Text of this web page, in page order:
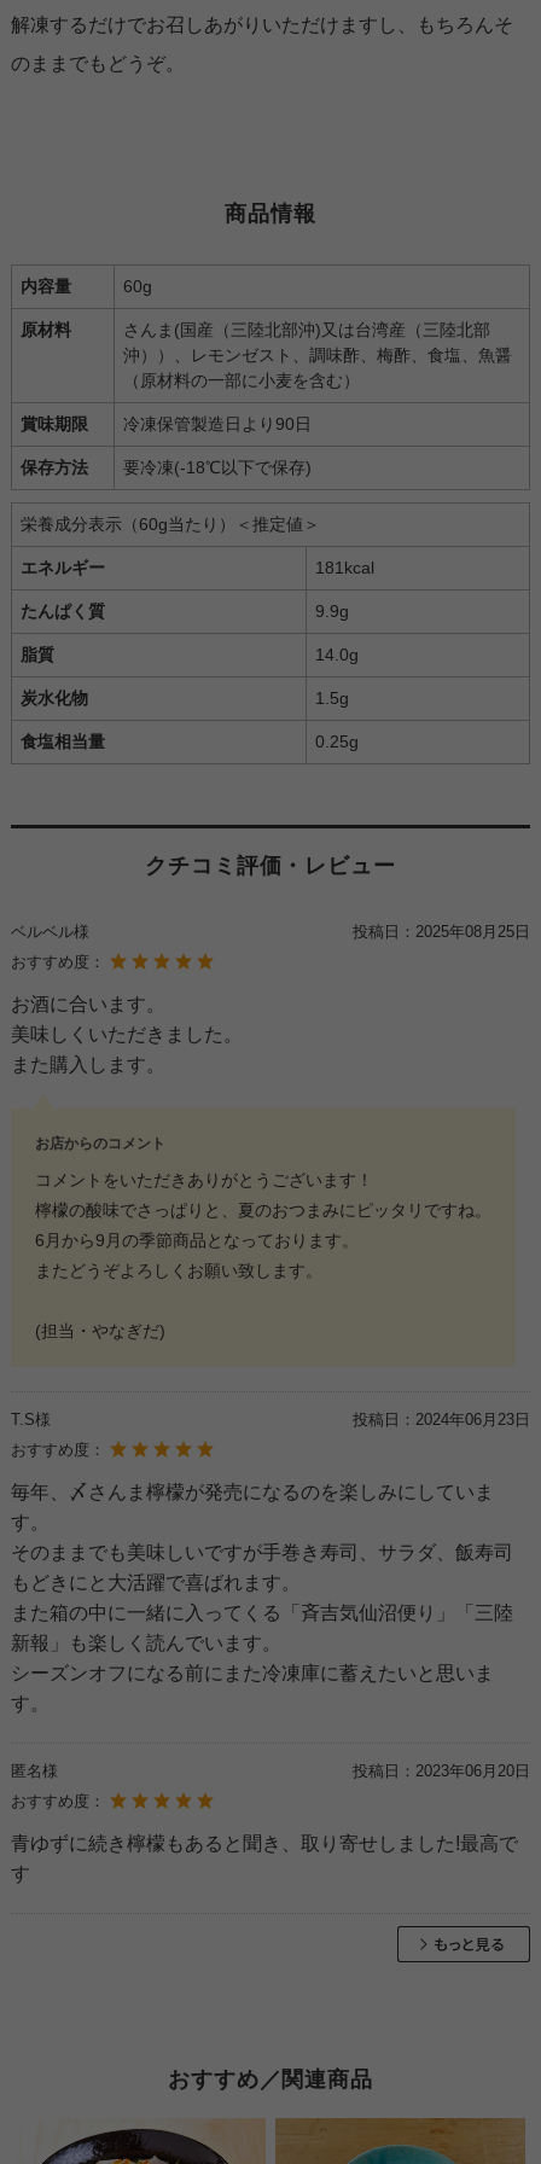
解凍するだけでお召しあがりいただけますし、もちろんそ
のままでもどうぞ。
商品情報
内容量 60g
原材料
さんま(国産（三陸北部沖)又は台湾産（三陸北部
沖））、レモンゼスト、調味酢、梅酢、食塩、魚醤
（原材料の一部に小麦を含む）
賞味期限 冷凍保管製造日より90日
保存方法 要冷凍(-18℃以下で保存)
栄養成分表示（60g当たり）＜推定値＞
エネルギー 181kcal
たんぱく質 9.9g
脂質 14.0g
炭水化物 1.5g
食塩相当量 0.25g
クチコミ評価・レビュー
ベルベル様 投稿日： 2025年08月25日
おすすめ度：
お酒に合います。
美味しくいただきました。
また購入します。
お店からのコメント
コメントをいただきありがとうございます！
檸檬の酸味でさっぱりと、夏のおつまみにピッタリですね。
6月から9月の季節商品となっております。
またどうぞよろしくお願い致します。
(担当・やなぎだ)
T.S様 投稿日： 2024年06月23日
おすすめ度：
毎年、〆さんま檸檬が発売になるのを楽しみにしていま
す。
そのままでも美味しいですが手巻き寿司、サラダ、飯寿司
もどきにと大活躍で喜ばれます。
また箱の中に一緒に入ってくる「斉吉気仙沼便り」「三陸
新報」も楽しく読んでいます。
シーズンオフになる前にまた冷凍庫に蓄えたいと思いま
す。
匿名様 投稿日： 2023年06月20日
おすすめ度：
青ゆずに続き檸檬もあると聞き、取り寄せしました!最高で
す
おすすめ／関連商品